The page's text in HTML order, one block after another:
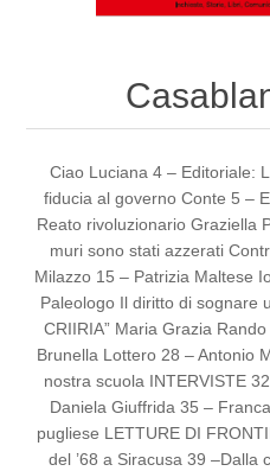
Ciao Luciana 4 – Editoriale:
fiducia al governo Conte 5 –
Reato rivoluzionario Graziella
muri sono stati azzerati
Milazzo 15 – Patrizia Maltese
Paleologo Il diritto di sognare
CRIIRIA” Maria Grazia
Brunella Lottero 28 – Antonio
nostra scuola INTERVISTE
Daniela Giuffrida 35 –
pugliese LETTURE DI
del ’68 a Siracusa 39 –Dalla